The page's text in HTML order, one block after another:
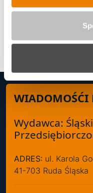
Stryja
WIADOMOŚĆI
Wydawca:
ADRES: ul. Karola
41-703 Ruda Śląska